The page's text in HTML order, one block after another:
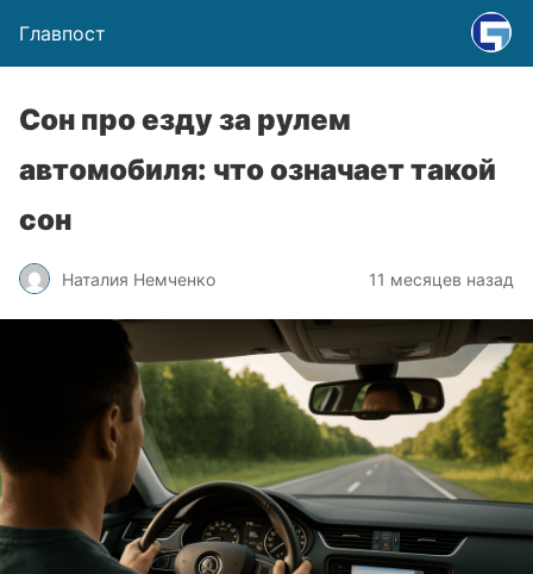
Главпост
Сон про езду за рулем
автомобиля: что означает такой
сон
Наталия Немченко 11 месяцев назад